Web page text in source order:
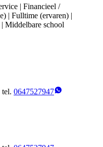
| Financieel /
| Fulltime (ervaren) |
Middelbare school
tel. 0647527947